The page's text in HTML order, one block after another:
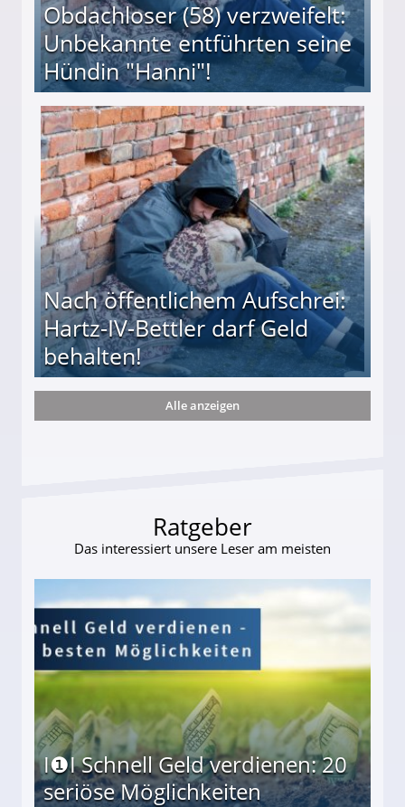
Obdachloser (58) verzweifelt:
Unbekannte entführten seine
Hündin "Hanni"!
entführten seine Hündin "Hanni"!
Nach öffentlichem Aufschrei:
Hartz-IV-Bettler darf Geld
behalten!
darf Geld behalten!
Alle anzeigen
Ratgeber
Das interessiert unsere Leser am meisten
I❶I Schnell Geld verdienen: 20
seriöse Möglichkeiten